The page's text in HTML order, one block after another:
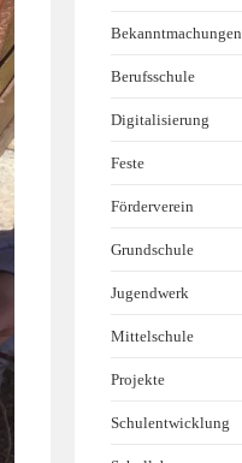
Bekanntmachungen
Berufsschule
Digitalisierung
Feste
Förderverein
Grundschule
Jugendwerk
Mittelschule
Projekte
Schulentwicklung